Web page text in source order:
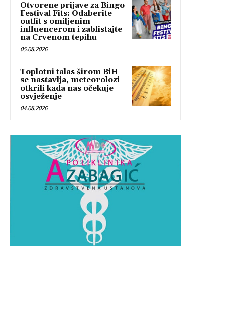
Otvorene prijave za Bingo
Festival Fits: Odaberite
outfit s omiljenim
influencerom i zablistajte
na Crvenom tepihu
05.08.2026
Toplotni talas širom BiH
se nastavlja, meteorolozi
otkrili kada nas očekuje
osvježenje
04.08.2026